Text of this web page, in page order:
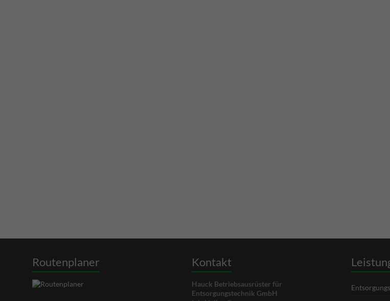
Routenplaner Kontakt
Hauck Betriebsausrüster für
Entsorgungstechnik GmbH